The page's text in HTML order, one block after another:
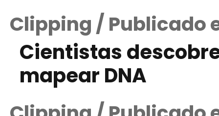
Clipping / Publicado
Cientistas
mapear DNA